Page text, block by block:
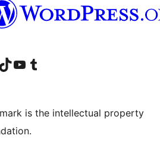
de Instagram
cuenta de LinkedIn
nuestra cuenta de TikTok
Visita nuestro canal de YouTube
Visita nuestra cuenta de Tumblr
is the intellectual property